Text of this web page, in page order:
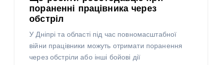
пораненні працівника через
обстріл
У Дніпрі та області під час повномасштабної
війни працівники можуть отримати поранення
через обстріли або інші бойові дії